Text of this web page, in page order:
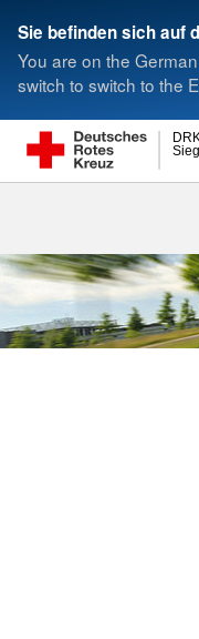
Sie befinden sich auf
You are on the
switch to switch to the